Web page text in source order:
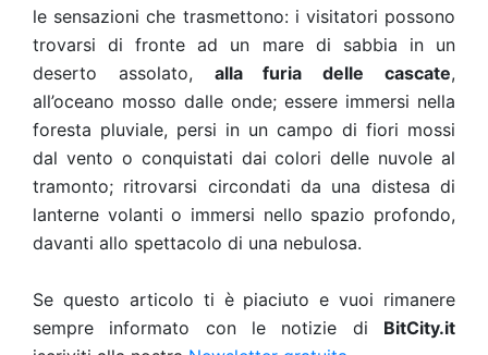
le sensazioni che trasmettono: i visitatori possono
trovarsi di fronte ad un mare di sabbia in un
deserto assolato, alla furia delle cascate,
all’oceano mosso dalle onde; essere immersi nella
foresta pluviale, persi in un campo di fiori mossi
dal vento o conquistati dai colori delle nuvole al
tramonto; ritrovarsi circondati da una distesa di
lanterne volanti o immersi nello spazio profondo,
davanti allo spettacolo di una nebulosa.
Se questo articolo ti è piaciuto e vuoi rimanere
sempre informato con le notizie di BitCity.it